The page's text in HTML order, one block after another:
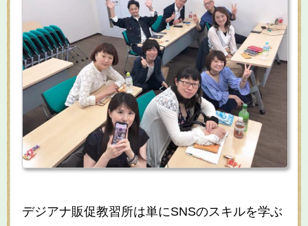
デジアナ販促教習所は単にSNSのスキルを学ぶ